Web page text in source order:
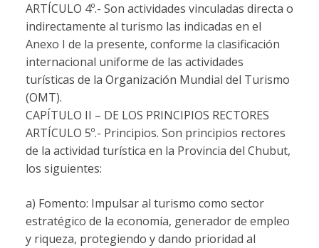
ARTÍCULO 4º.- Son actividades vinculadas directa o
indirectamente al turismo las indicadas en el
Anexo I de la presente, conforme la clasificación
internacional uniforme de las actividades
turísticas de la Organización Mundial del Turismo
(OMT).
CAPÍTULO II – DE LOS PRINCIPIOS RECTORES
ARTÍCULO 5º.- Principios. Son principios rectores
de la actividad turística en la Provincia del Chubut,
los siguientes:
a) Fomento: Impulsar al turismo como sector
estratégico de la economía, generador de empleo
y riqueza, protegiendo y dando prioridad al